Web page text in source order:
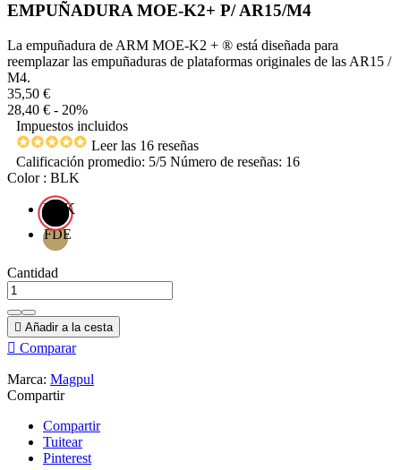
EMPUÑADURA MOE-K2+ P/ AR15/M4
La empuñadura de ARM MOE-K2 + ® está diseñada para
reemplazar las empuñaduras de plataformas originales de las AR15 /
M4.
35,50 €
28,40 € - 20%
Impuestos incluidos
Leer las 16 reseñas
Calificación promedio: 5/5 Número de reseñas: 16
Color : BLK
BLK
FDE
Cantidad
 Añadir a la cesta
 Comparar
Marca: Magpul
Compartir
Compartir
Tuitear
Pinterest